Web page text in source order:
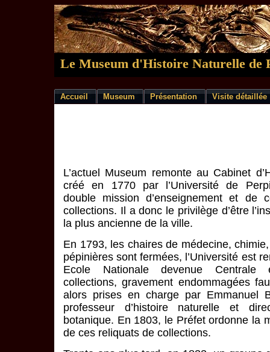
Le Museum d'Histoire Naturelle de
Accueil Museum Présentation Visite détaillée
L’actuel Museum remonte au Cabinet
créé en 1770 par l’Université de
double mission d’enseignement et de
collections. Il a donc le privilège d’être
la plus ancienne de la ville.
En 1793, les chaires de médecine,
pépinières sont fermées, l’Université est
Ecole Nationale devenue
collections, gravement endommagées
alors prises en charge par Emmanuel
professeur d’histoire naturelle et
botanique. En 1803, le Préfet ordonne la
de ces reliquats de collections.